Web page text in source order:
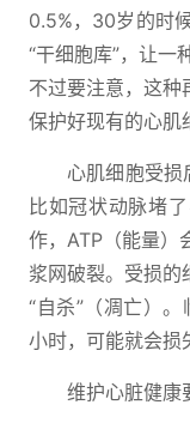
0.5%，30岁的时
“干细胞库”，让一
不过要注意，这种
保护好现有的心肌
心肌细胞受损
比如冠状动脉堵
作，ATP（能量）
浆网破裂。受损的
“自杀”（凋亡）
小时，可能就会损
维护心脏健康